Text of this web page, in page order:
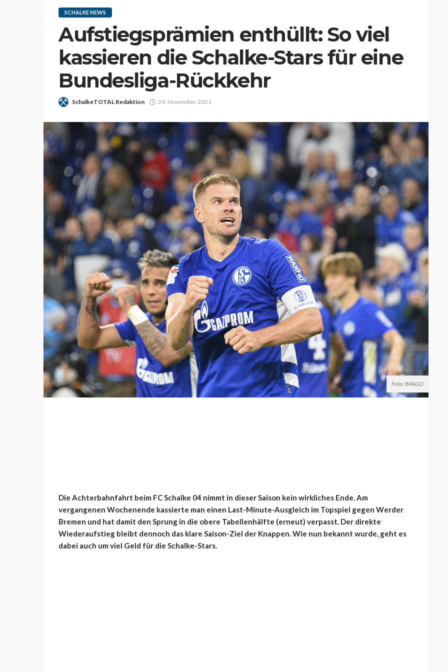
SCHALKE NEWS
Aufstiegsprämien enthüllt: So viel
kassieren die Schalke-Stars für eine
Bundesliga-Rückkehr
SchalkeTOTAL Redaktion 24. November 2021
Foto: IMAGO
Die Achterbahnfahrt beim FC Schalke 04 nimmt in dieser Saison kein wirkliches Ende. Am
vergangenen Wochenende kassierte man einen Last-Minute-Ausgleich im Topspiel gegen Werder
Bremen und hat damit den Sprung in die obere Tabellenhälfte (erneut) verpasst. Der direkte
Wiederaufstieg bleibt dennoch das klare Saison-Ziel der Knappen. Wie nun bekannt wurde, geht es
dabei auch um viel Geld für die Schalke-Stars.